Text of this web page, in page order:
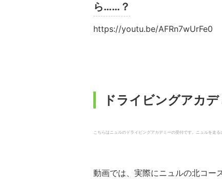
ら……？
https://youtu.be/AFRn7wUrFe0
ドライビングアカ
こちらはニュルのドライビングアカデミーの受付です。ニュルを走
動画では、実際にニュルの北コー